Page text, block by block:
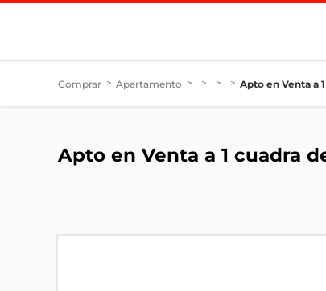
Comprar > Apartamento > > > > Apto en Venta a
Apto en Venta a 1 cuadra